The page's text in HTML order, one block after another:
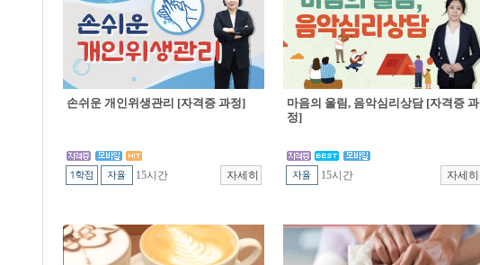
손쉬운 개인위생관리 [자격증 과정]
15시간
마음의 울림, 음악심리상담 [자격증 과
정]
15시간